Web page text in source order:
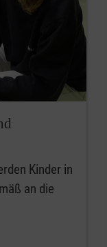
Kinder in
an die